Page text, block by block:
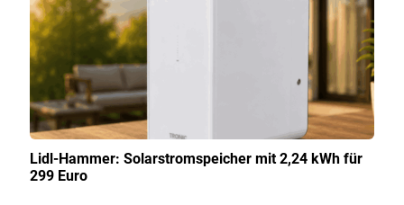
Lidl-Hammer: Solarstromspeicher mit 2,24 kWh für
299 Euro